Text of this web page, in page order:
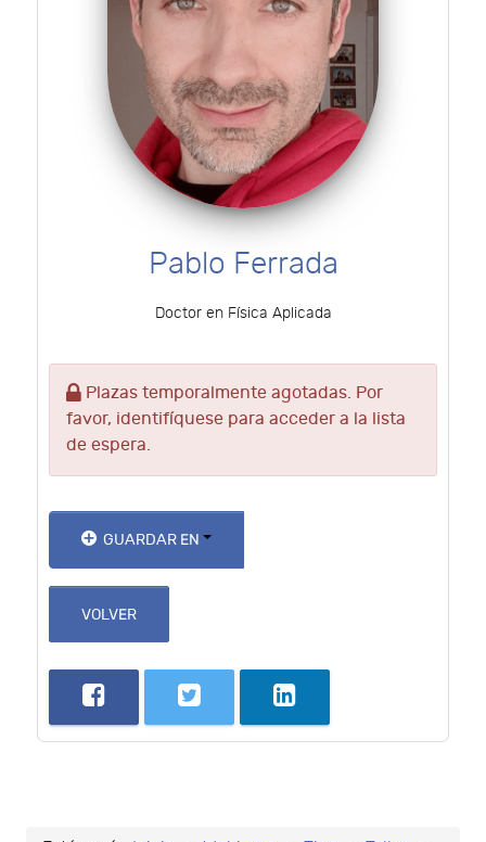
Pablo Ferrada
Doctor en Física Aplicada
Plazas temporalmente agotadas. Por
favor, identifíquese para acceder a la lista
de espera.
GUARDAR EN
VOLVER